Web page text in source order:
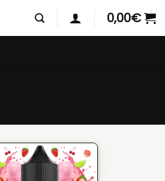
0,00€